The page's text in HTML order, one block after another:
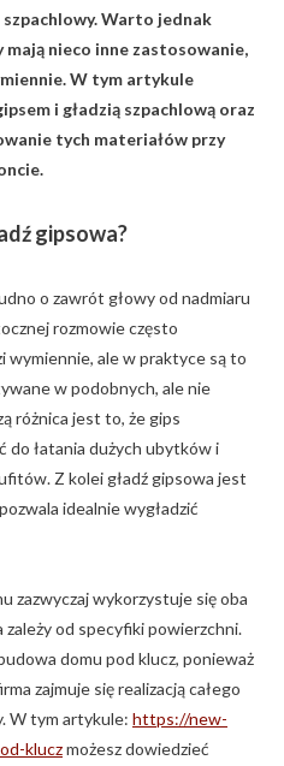
Warto jednak
nieco inne zastosowanie,
W tym artykule
i gładzią szpachlową oraz
tych materiałów przy
gipsowa?
o zawrót głowy od nadmiaru
rozmowie często
wymiennie, ale w praktyce są to
w podobnych, ale nie
różnica jest to, że gips
do łatania dużych ubytków i
Z kolei gładź gipsowa jest
idealnie wygładzić
zazwyczaj wykorzystuje się oba
od specyfiki powierzchni.
domu pod klucz, ponieważ
zajmuje się realizacją całego
W tym artykule: https://new-
kluczmożesz dowiedzieć